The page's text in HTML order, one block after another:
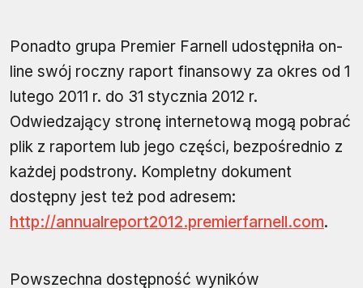
Ponadto grupa Premier Farnell udostępniła on-
line swój roczny raport finansowy za okres od 1
lutego 2011 r. do 31 stycznia 2012 r.
Odwiedzający stronę internetową mogą pobrać
plik z raportem lub jego części, bezpośrednio z
każdej podstrony. Kompletny dokument
dostępny jest też pod adresem:
http://annualreport2012.premierfarnell.com.
Powszechna dostępność wyników